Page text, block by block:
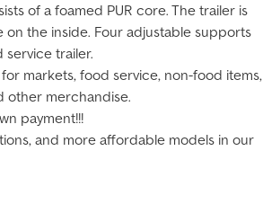
of a foamed PUR core. The trailer is
the inside. Four adjustable supports
trailer.
markets, food service, non-food items,
other merchandise.
payment!!!
and more affordable models in our